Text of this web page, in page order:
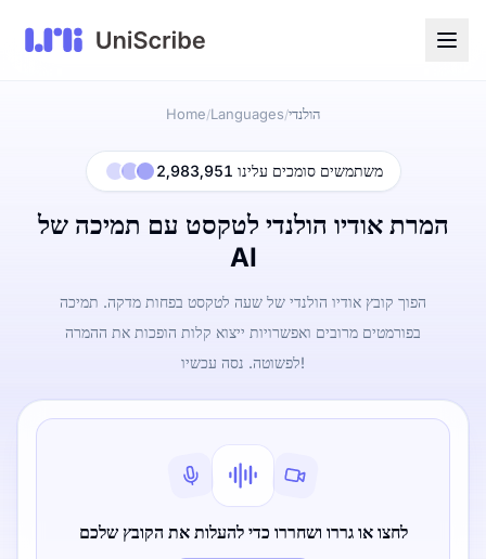
Home/Languages/הולנדי
2,983,951 משתמשים סומכים עלינו
המרת אודיו הולנדי לטקסט עם תמיכה של
AI
הפוך קובץ אודיו הולנדי של שעה לטקסט בפחות מדקה. תמיכה
בפורמטים מרובים ואפשרויות ייצוא קלות הופכות את ההמרה
לפשוטה. נסה עכשיו!
לחצו או גררו ושחררו כדי להעלות את הקובץ שלכם